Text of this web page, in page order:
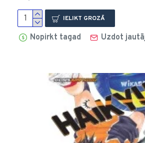
IELIKT GROZĀ
Nopirkt tagad Uzdot